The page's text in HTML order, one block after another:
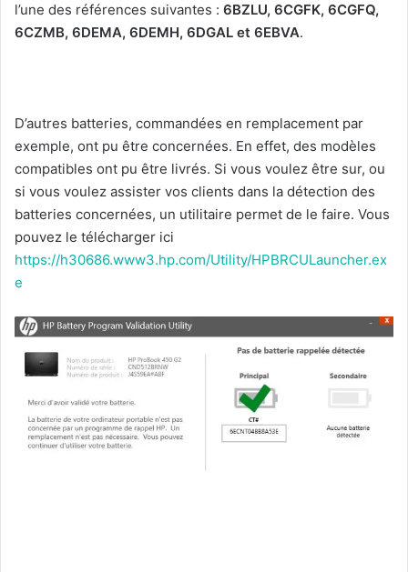
l’une des références suivantes : 6BZLU, 6CGFK, 6CGFQ,
6CZMB, 6DEMA, 6DEMH, 6DGAL et 6EBVA.
D’autres batteries, commandées en remplacement par
exemple, ont pu être concernées. En effet, des modèles
compatibles ont pu être livrés. Si vous voulez être sur, ou
si vous voulez assister vos clients dans la détection des
batteries concernées, un utilitaire permet de le faire. Vous
pouvez le télécharger ici
https://h30686.www3.hp.com/Utility/HPBRCULauncher.ex
e